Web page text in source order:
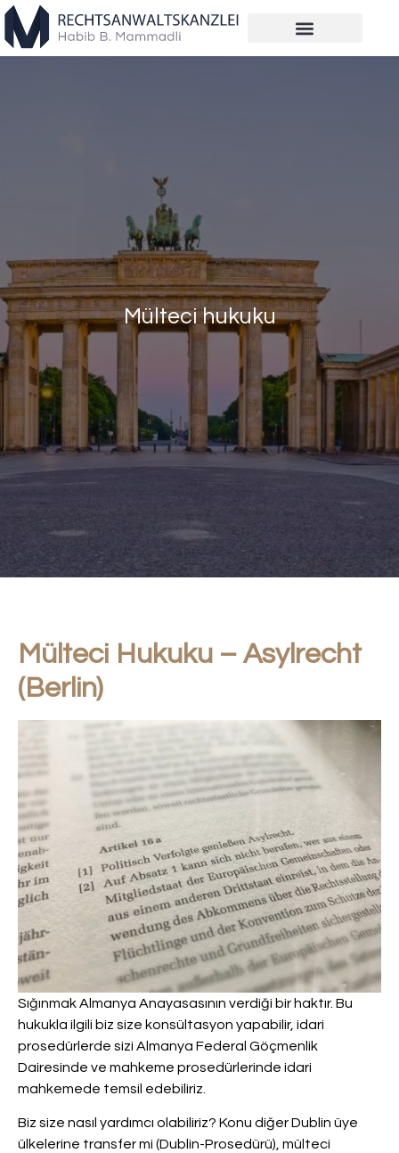
Mülteci hukuku
Mülteci Hukuku – Asylrecht
(Berlin)
Sığınmak Almanya Anayasasının verdiği bir haktır. Bu
hukukla ilgili biz size konsültasyon yapabilir, idari
prosedürlerde sizi Almanya Federal Göçmenlik
Dairesinde ve mahkeme prosedürlerinde idari
mahkemede temsil edebiliriz.
Biz size nasıl yardımcı olabiliriz? Konu diğer Dublin üye
ülkelerine transfer mi (Dublin-Prosedürü), mülteci